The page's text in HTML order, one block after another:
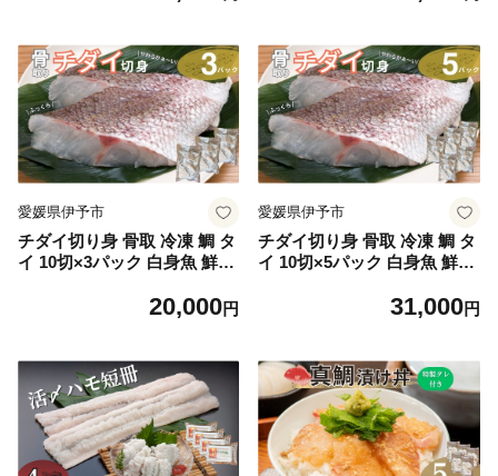
愛媛県伊予市
チダイ切り身 骨取 冷凍 鯛 タ
イ 10切×3パック 白身魚 鮮魚
愛媛県 伊予市 | B40420,000円
愛媛県伊予市
チダイ切り身 骨取 冷凍 鯛 タ
イ 10切×5パック 白身魚 鮮魚
愛媛県 伊予市 | D4031,000円